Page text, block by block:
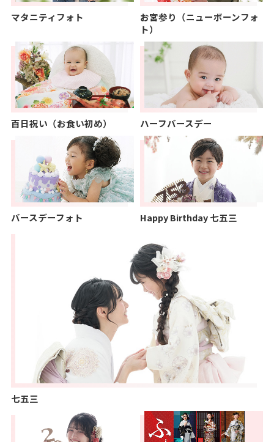
マタニティフォト
お宮参り（ニューボーンフォ
ト）
百日祝い（お食い初め） ハーフバースデー
バースデーフォト Happy Birthday 七五三
七五三